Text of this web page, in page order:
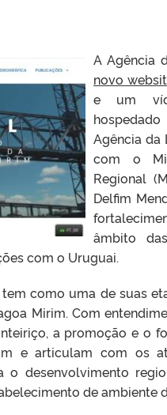
A Agência
novo
e um
Agência da
com o
Regional
Delfim
âmbito
com o Uruguai.
como uma de suas
Mirim. Com
a promoção e o
e articulam com os
o desenvolvimento
de ambiente